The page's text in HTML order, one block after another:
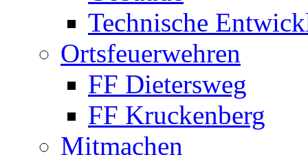
Technische
Ortsfeuerwehren
FF Dietersweg
FF Kruckenberg
Mitmachen